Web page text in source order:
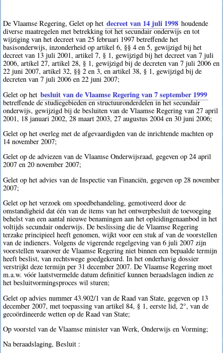
De Vlaamse Regering, Gelet op het decreet van 14 juli 1998 houdende
diverse maatregelen met betrekking tot het secundair onderwijs en tot
wijziging van het decreet van 25 februari 1997 betreffende het
basisonderwijs, inzonderheid op artikel 6, §§ 4 en 5, gewijzigd bij het
decreet van 13 juli 2001, artikel 7, § 1, gewijzigd bij het decreet van 7 juli
2006, artikel 27, artikel 28, § 1, gewijzigd bij de decreten van 7 juli 2006 en
22 juni 2007, artikel 32, §§ 2 en 3, en artikel 38, § 1, gewijzigd bij de
decreten van 7 juli 2006 en 22 juni 2007;
Gelet op het besluit van de Vlaamse Regering van 7 september 1999
betreffende de studiegebieden en structuuronderdelen in het secundair
onderwijs, gewijzigd bij de besluiten van de Vlaamse Regering van 27 april
2001, 18 januari 2002, 28 maart 2003, 27 augustus 2004 en 30 juni 2006;
Gelet op het overleg met de afgevaardigden van de inrichtende machten op
14 november 2007;
Gelet op de adviezen van de Vlaamse Onderwijsraad, gegeven op 24 april
2007 en 20 november 2007;
Gelet op het advies van de Inspectie van Financiën, gegeven op 28 november
2007;
Gelet op het verzoek om spoedbehandeling, gemotiveerd door de
omstandigheid dat één van de items van het ontwerpbesluit de toevoeging
behelst van een aantal nieuwe benamingen aan het opleidingenaanbod in het
voltijds secundair onderwijs. De beslissing die de Vlaamse Regering
terzake principieel heeft genomen, wijkt voor een stuk af van de voorstellen
van de indieners. Volgens de vigerende regelgeving van 6 juli 2007 zijn
voorstellen waarover de Vlaamse Regering niet binnen een bepaalde termijn
heeft beslist, van rechtswege goedgekeurd. In het onderhavig dossier
verstrijkt deze termijn per 31 december 2007. De Vlaamse Regering moet
m.a.w. vóór laatstvermelde datum definitief kunnen beraadslagen indien ze
het besluitvormingsproces wil sturen;
Gelet op advies nummer 43.902/1 van de Raad van State, gegeven op 13
december 2007, met toepassing van artikel 84, § 1, eerste lid, 2°, van de
gecoördineerde wetten op de Raad van State;
Op voorstel van de Vlaamse minister van Werk, Onderwijs en Vorming;
Na beraadslaging, Besluit :